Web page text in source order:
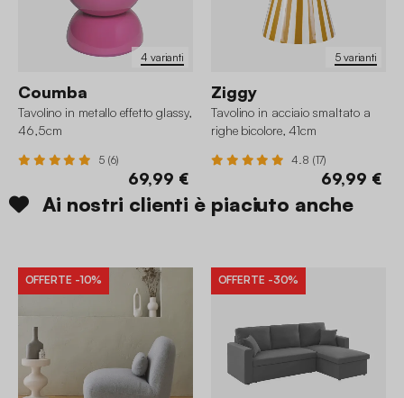
4 varianti
Coumba
Tavolino in metallo effetto glassy,
46,5cm
5 (6)
69,99 €
5 varianti
Ziggy
Tavolino in acciaio smaltato a
righe bicolore, 41cm
4.8 (17)
69,99 €
Ai nostri clienti è piaciuto anche
OFFERTE -10% OFFERTE -30%